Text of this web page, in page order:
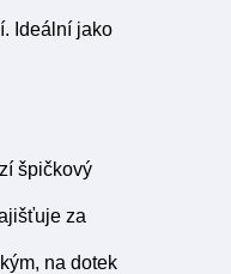
Ideální jako
špičkový
za
na dotek